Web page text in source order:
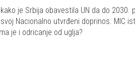
je Srbija obavestila UN da do 2030.
Nacionalno utvrđeni doprinos. MIC
je i odricanje od uglja?